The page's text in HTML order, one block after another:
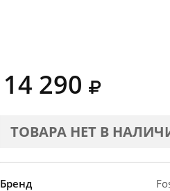
14 290
ТОВАРА НЕТ В
Бренд